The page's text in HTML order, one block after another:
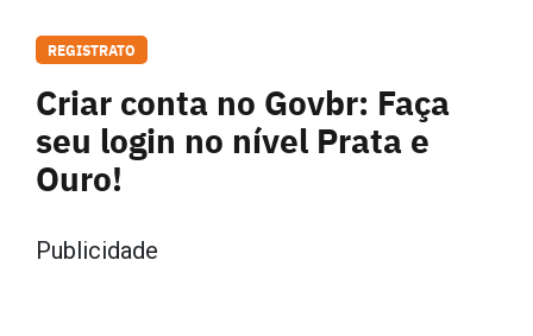
REGISTRATO
Criar conta no Govbr: Faça
seu login no nível Prata e
Ouro!
Publicidade